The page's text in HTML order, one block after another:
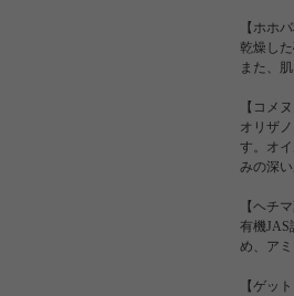
【ホホ
乾燥し
また、
【コメ
オリザ
す。オ
みの深い
【ヘチ
有機JAS
め、ア
【ゲッ